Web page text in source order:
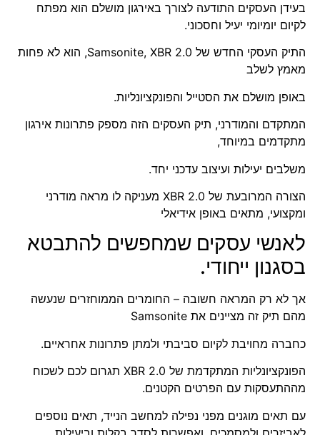
בעידן העסקים התודעה לצורך באירגון מושלם הוא מפתח
לקיום יומיומי יעיל וחסכוני.
התיק העסקי החדש של Samsonite, XBR 2.0, הוא לא פחות
מאמץ לשלב
באופן מושלם את הסטייל והפונקציונליות.
המתקדם והמודרני, תיק העסקים הזה מספק פתרונות אירגון
מתקדמים במיוחד,
משלבים יעילות ועיצוב עדכני יחד.
הצורה המרובעת של XBR 2.0 מעניקה לו מראה מודרני
ומקצועי, מתאים באופן אידיאלי
לאנשי עסקים שמחפשים להתבטא
בסגנון ייחודי.
אך לא רק המראה חשובה – החומרים הממוחזרים שנעשה
מהם תיק זה מציינים את Samsonite
כחברה מחויבת לקיום סביבתי ולמתן פתרונות אחראיים.
הפונקציונליות המתקדמת של XBR 2.0 תגרום לכם לשכוח
מההתעסקות עם הפרטים הקטנים.
עם תאים מוגנים מפני נפילה למחשב הנייד, תאים נוספים